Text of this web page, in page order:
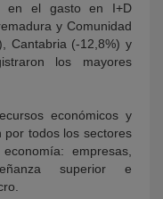
en el gasto en I+D
y Comunidad
Cantabria (-12,8%) y
los mayores
económicos y
por todos los sectores
empresas,
superior e